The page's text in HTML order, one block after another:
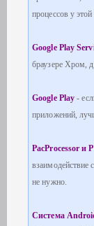
процессов у
Google Play
браузере Хром,
Google Play -
приложений,
PacProcessor и
взаимодействие
не нужно.
Система